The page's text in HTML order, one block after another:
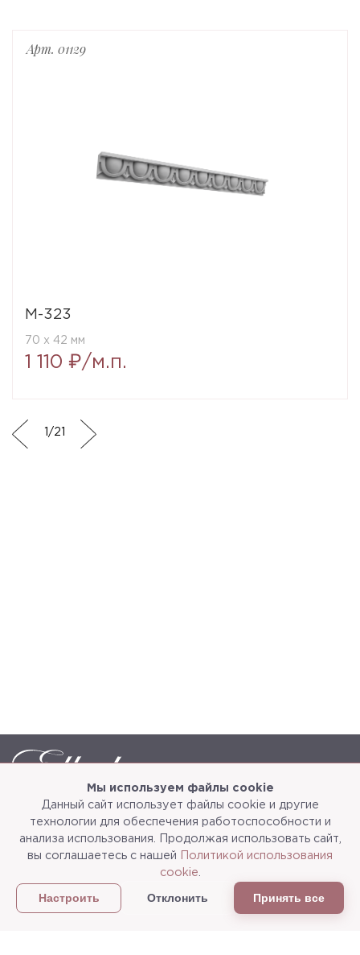
Мы используем файлы cookie
Данный сайт использует файлы cookie и другие
технологии для обеспечения работоспособности и
анализа использования. Продолжая использовать сайт,
вы соглашаетесь с нашей
Политикой использования
cookie
Настроить Отклонить Принять все
Арт. 01129
M-323
70 x 42 мм
1 110 ₽/м.п.
/21
Каталог О компании
3d-тур
Сотрудничество Доставка и упаковка
Политика конфиденциальности